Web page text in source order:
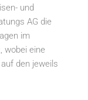
und
AG die
im
wobei eine
den jeweils